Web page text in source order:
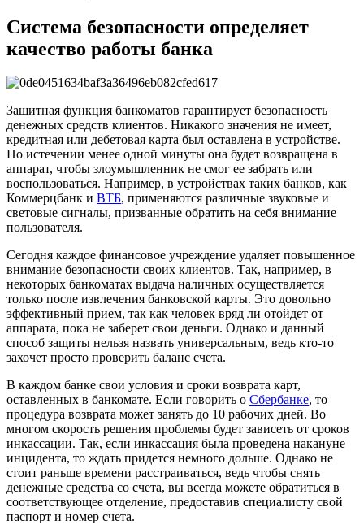
Система безопасности определяет
качество работы банка
Защитная функция банкоматов гарантирует безопасность
денежных средств клиентов. Никакого значения не имеет,
кредитная или дебетовая карта был оставлена в устройстве.
По истечении менее одной минуты она будет возвращена в
аппарат, чтобы злоумышленник не смог ее забрать или
воспользоваться. Например, в устройствах таких банков, как
Коммерцбанк и ВТБ, применяются различные звуковые и
световые сигналы, призванные обратить на себя внимание
пользователя.
Сегодня каждое финансовое учреждение удаляет повышенное
внимание безопасности своих клиентов. Так, например, в
некоторых банкоматах выдача наличных осуществляется
только после извлечения банковской карты. Это довольно
эффективный прием, так как человек вряд ли отойдет от
аппарата, пока не заберет свои деньги. Однако и данный
способ защиты нельзя назвать универсальным, ведь кто-то
захочет просто проверить баланс счета.
В каждом банке свои условия и сроки возврата карт,
оставленных в банкомате. Если говорить о Сбербанке, то
процедура возврата может занять до 10 рабочих дней. Во
многом скорость решения проблемы будет зависеть от сроков
инкассации. Так, если инкассация была проведена накануне
инцидента, то ждать придется немного дольше. Однако не
стоит раньше времени расстраиваться, ведь чтобы снять
денежные средства со счета, вы всегда можете обратиться в
соответствующее отделение, предоставив специалисту свой
паспорт и номер счета.